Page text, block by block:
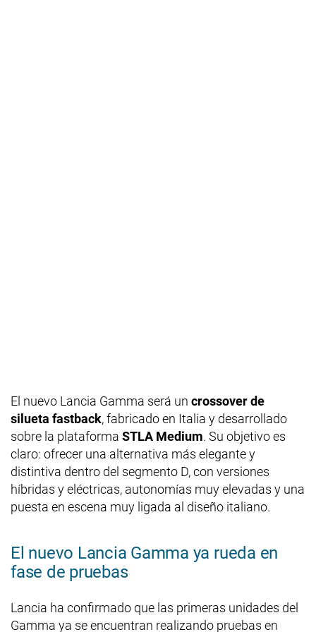
El nuevo Lancia Gamma será un crossover de
silueta fastback, fabricado en Italia y desarrollado
sobre la plataforma STLA Medium. Su objetivo es
claro: ofrecer una alternativa más elegante y
distintiva dentro del segmento D, con versiones
híbridas y eléctricas, autonomías muy elevadas y una
puesta en escena muy ligada al diseño italiano.
El nuevo Lancia Gamma ya rueda en
fase de pruebas
Lancia ha confirmado que las primeras unidades del
Gamma ya se encuentran realizando pruebas en